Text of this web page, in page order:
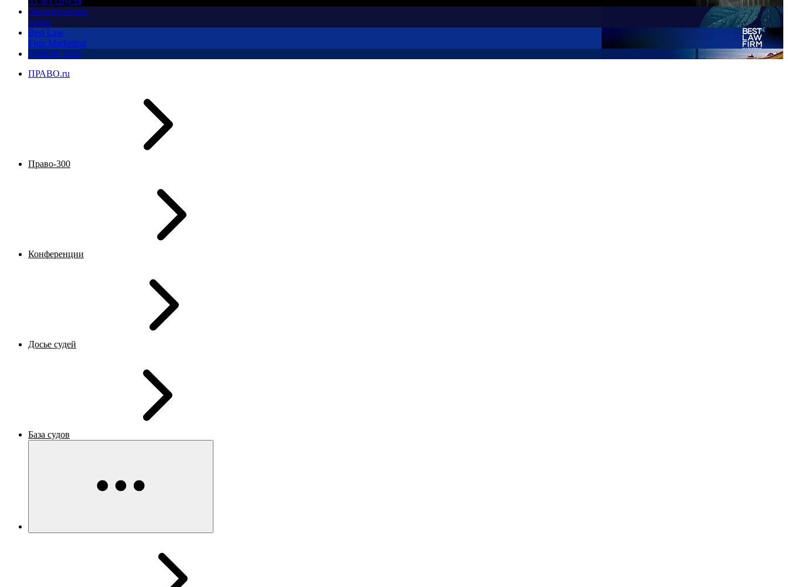
Экологическое
право
Best Law
Firm Marketing
ПМЮФ 2026
ПРАВО.ru
Право-300
Конференции
Досье судей
База судов